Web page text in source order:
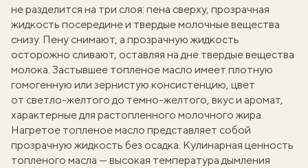
не разделится на три слоя: пена сверху, прозрачная
жидкость посередине и твердые молочные вещества
снизу. Пену снимают, а прозрачную жидкость
осторожно сливают, оставляя на дне твердые вещества
молока. Застывшее топленое масло имеет плотную
гомогенную или зернистую консистенцию, цвет
от светло-желтого до темно-желтого, вкус и аромат,
характерные для растопленного молочного жира.
Нагретое топленое масло представляет собой
прозрачную жидкость без осадка. Кулинарная ценность
топленого масла — высокая температура дымления